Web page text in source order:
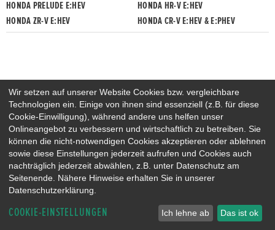
HONDA PRELUDE E:HEV
HONDA HR-V E:HEV
HONDA ZR-V E:HEV
HONDA CR-V E:HEV & E:PHEV
Wir setzen auf unserer Website Cookies bzw. vergleichbare
Technologien ein. Einige von ihnen sind essenziell (z.B. für diese
Cookie-Einwilligung), während andere uns helfen unser
Onlineangebot zu verbessern und wirtschaftlich zu betreiben. Sie
können die nicht-notwendigen Cookies akzeptieren oder ablehnen
sowie diese Einstellungen jederzeit aufrufen und Cookies auch
nachträglich jederzeit abwählen, z.B. unter Datenschutz am
Seitenende. Nähere Hinweise erhalten Sie in unserer
Datenschutzerklärung.
COOKIE-EINSTELLUNGEN Ich lehne ab Das ist ok